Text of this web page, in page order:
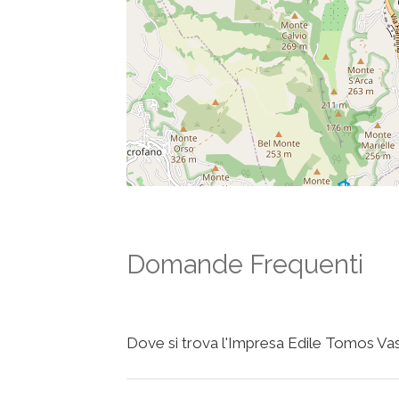
Domande Frequenti
Dove si trova l'Impresa Edile Tomos